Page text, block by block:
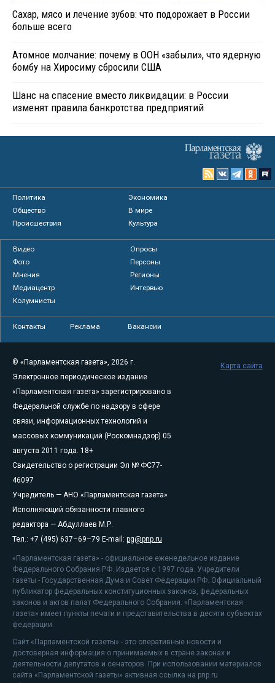
Сахар, мясо и лечение зубов: что подорожает в России
больше всего
Атомное молчание: почему в ООН «забыли», что ядерную
бомбу на Хиросиму сбросили США
Шанс на спасение вместо ликвидации: в России
изменят правила банкротства предприятий
Политика
Экономика
Общество
В мире
Происшествия
Культура
Видео
Опросы
Фото
Персоны
Мнения
Регионы
Медиацентр
Интервью
Колумнисты
Контакты Реклама Вакансии
© «Парламентская газета», 2026 г.
Электронное периодическое издание
«Парламентская газета» зарегистрировано в
Федеральной службе по надзору в сфере
связи, информационных технологий и
массовых коммуникаций (Роскомнадзор) 05
августа 2011 года. 18+
Свидетельство о регистрации Эл № ФС77-
46097
Учредитель — АНО «Парламентская газета»
Исполняющий обязанности главного
редактора — Абдуллаев М.Р.
Тел.: +7 (495) 637–69–79 E-mail: pg@pnp.ru
«Парламентская газета» - официальное еженедельное издание
Федерального Собрания РФ. Издается с 1997 года. Учредители
газеты - Государственная Дума и Совет Федерации РФ. Официальный
публикатор федеральных конституционных законов, федеральных
законов и актов палат Федерального Собрания. «Парламентская
газета» имеет пункты печати и представительства в десяти субъектах
федерации.
Сайт «Парламентской газеты» - это оперативные новости и
достоверная информация о принимаемых в стране законах и
деятельности депутатов и сенаторов. При использовании материалов
сайта «Парламентской газеты» активная ссылка на pnp.ru
Карта сайта